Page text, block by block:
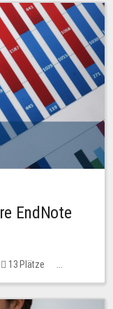
EndNote
13 Plätze